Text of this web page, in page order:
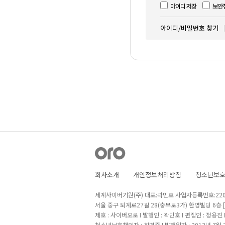
아이디 저장 보안
아이디/비밀번호 찾기
회사소개 개인정보처리방침 청소년보
세계사이버기원(주) 대표:곽민호 사업자등록번호
서울 중구 퇴계로27길 28(충무로3가) 한영빌딩 6층
제호 : 사이버오로 I 발행인 : 곽민호 I 편집인 : 정용